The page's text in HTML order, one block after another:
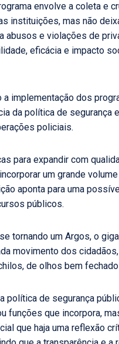
envolve a coleta e
instituições, mas não
e violações de
eficácia e impacto
implementação dos
da política de segurança
policiais.
para expandir com
um grande
aponta para uma
públicos.
tornando um Argos, o
movimento dos
de olhos bem
de segurança
funções que incorpora,
que haja uma reflexão